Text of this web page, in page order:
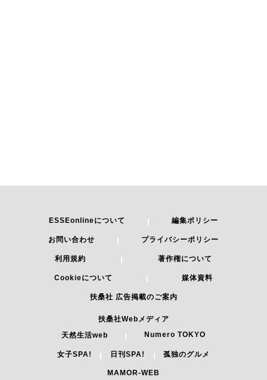
ESSEonlineについて 編集ポリシー
お問い合わせ プライバシーポリシー
利用規約 著作権について
Cookieについて 媒体資料
扶桑社 広告掲載のご案内
扶桑社Webメディア
天然生活web
Numero TOKYO
女子SPA! 日刊SPA! 孤独のグルメ
MAMOR-WEB